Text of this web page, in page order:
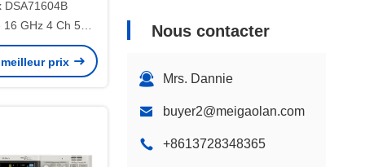
Nous contacter
Mrs. Dannie
buyer2@meigaolan.com
+8613728348365
DSA71604B
GHz 4 Ch 50
Pré-Possédé
prix